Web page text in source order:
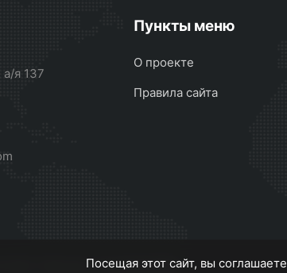
я 137
Пункты меню
О проекте
Правила сайта
Работает наInstantCMS
Посещая этот сайт, вы